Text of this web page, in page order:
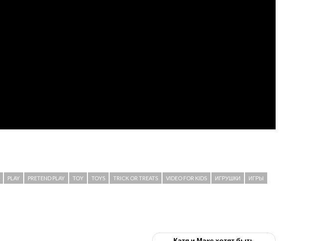
PLAY PRETEND PLAY TOY TOYS TRICK OR TREATS VIDEO FOR KIDS ИГРУШКИ ИГРЫ